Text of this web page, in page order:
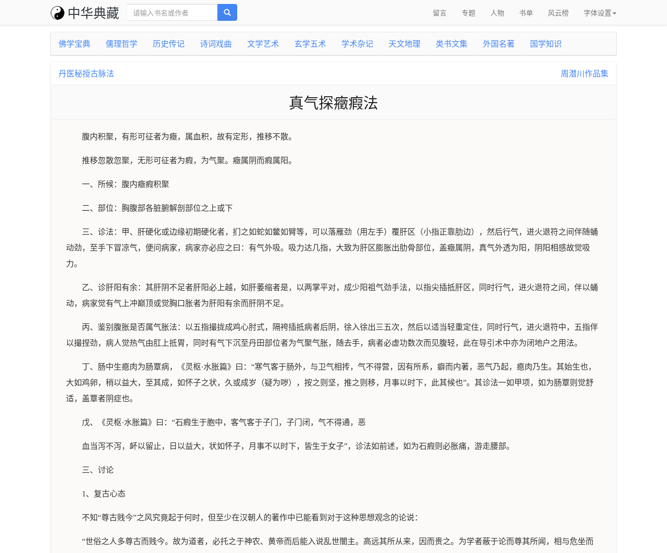
中华典藏 留言 专题 人物 书单 风云榜 字体设置
佛学宝典 儒理哲学 历史传记 诗词戏曲 文学艺术 玄学五术 学术杂记 天文地理 类书文集 外国名著 国学知识
丹医秘授古脉法 周潜川作品集
真气探癥瘕法
腹内积聚，有形可征者为癥，属血积，故有定形，推移不散。
推移忽散忽聚，无形可征者为瘕，为气聚。癥属阴而瘕属阳。
一、所候：腹内癥瘕积聚
二、部位：胸腹部各脏腑解剖部位之上或下
三、诊法：甲、肝硬化或边缘初期硬化者，扪之如蛇如鳖如臂等，可以落雁劲（用左手）覆肝区（小指正靠肋边），然后行气，进火退符之间伴随蛹
动劲，至手下冒凉气，便问病家，病家亦必应之曰：有气外吸。吸力达几指，大致为肝区膨胀出肋骨部位，盖癥属阴，真气外透为阳，阴阳相感故觉吸
力。
乙、诊肝阳有余：其肝阴不足者肝阳必上越，如肝萎缩者是，以两掌平对，成少阳祖气劲手法，以指尖插抵肝区，同时行气，进火退符之间，伴以蛹
动，病家觉有气上冲巅顶或觉胸口胀者为肝阳有余而肝阴不足。
丙、鉴别腹胀是否属气胀法：以五指撮拢成鸡心肘式，隔袴插抵病者后阴，徐入徐出三五次，然后以适当轻重定住，同时行气，进火退符中，五指伴
以撮捏劲，病人觉热气由肛上抵胃，同时有气下沉至丹田部位者为气聚气胀，随去手，病者必虚功数次而见腹轻，此在导引术中亦为闭地户之用法。
丁、肠中生瘜肉为肠覃病，《灵枢·水胀篇》曰：“寒气客于肠外，与卫气相抟，气不得营，因有所系，癖而内著，恶气乃起，瘜肉乃生。其始生也，
大如鸡卵，稍以益大，至其成，如怀子之状，久或成岁（疑为哕），按之则坚，推之则移，月事以时下，此其候也”。其诊法一如甲项，如为肠覃则觉舒
适，盖覃者阴症也。
戊、《灵枢·水胀篇》曰：“石瘕生于胞中，客气客于子门，子门闭，气不得通，恶
血当泻不泻，衃以留止，日以益大，状如怀子，月事不以时下，皆生于女子”，诊法如前述，如为石瘕则必胀痛，游走腰部。
三、讨论
1、复古心态
不知“尊古贱今”之风究竟起于何时，但至少在汉朝人的著作中已能看到对于这种思想观念的论说：
“世俗之人多尊古而贱今。故为道者，必托之于神农、黄帝而后能入说乱世闇主。高远其所从来，因而贵之。为学者蔽于论而尊其所闻，相与危坐而